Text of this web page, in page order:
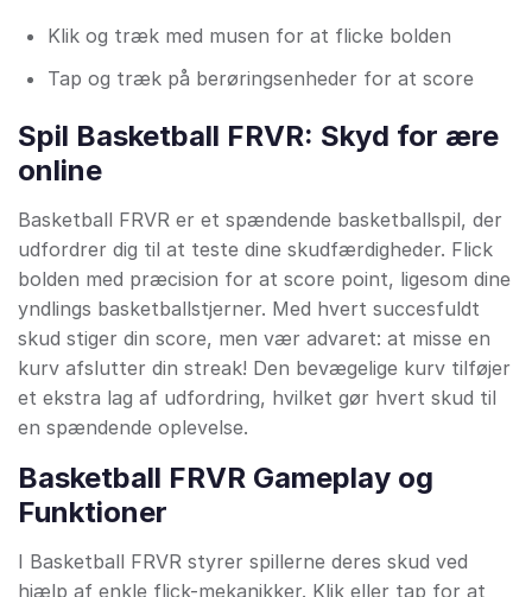
Klik og træk med musen for at flicke bolden
Tap og træk på berøringsenheder for at score
Spil Basketball FRVR: Skyd for ære
online
Basketball FRVR er et spændende basketballspil, der
udfordrer dig til at teste dine skudfærdigheder. Flick
bolden med præcision for at score point, ligesom dine
yndlings basketballstjerner. Med hvert succesfuldt
skud stiger din score, men vær advaret: at misse en
kurv afslutter din streak! Den bevægelige kurv tilføjer
et ekstra lag af udfordring, hvilket gør hvert skud til
en spændende oplevelse.
Basketball FRVR Gameplay og
Funktioner
I Basketball FRVR styrer spillerne deres skud ved
hjælp af enkle flick-mekanikker. Klik eller tap for at